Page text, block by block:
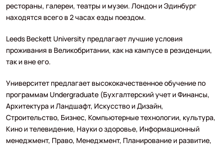
рестораны, галереи, театры и музеи. Лондон и Эдинбург
находятся всего в 2 часах езды поездом.
Leeds Beckett University предлагает лучшие условия
проживания в Великобритании, как на кампусе в резиденции,
так и вне его.
Университет предлагает высококачественное обучение по
программам Undergraduate (Бухгалтерский учет и Финансы,
Архитектура и Ландшафт, Искусство и Дизайн,
Строительство, Бизнес, Компьютерные технологии, культура,
Кино и телевидение, Науки о здоровье, Информационный
менеджмент, Право, Менеджмент, Планирование и развитие,